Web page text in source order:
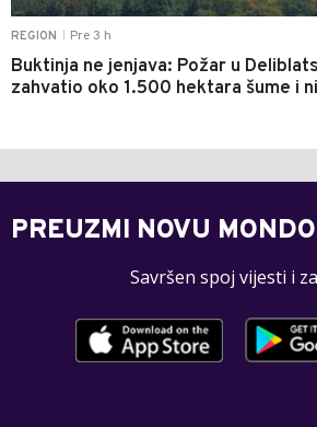
REGION Pre 3 h
Buktinja ne jenjava: Požar u
zahvatio oko 1.500 hektara šume i
PREUZMI NOVU
Savršen spoj vijesti i